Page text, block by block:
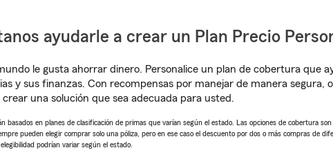
ayudarle a crear un Plan Precio
le gusta ahorrar dinero. Personalice un plan de cobertura que
y sus finanzas. Con recompensas por manejar de manera
crear una solución que sea adecuada para usted.
basados en planes de clasificación de primas que varían según el estado. Las opciones de cobertura
pueden elegir comprar solo una póliza, pero en ese caso el descuento por dos o más compras de
podrían variar según el estado.